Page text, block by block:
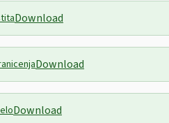
Download
Download
Download